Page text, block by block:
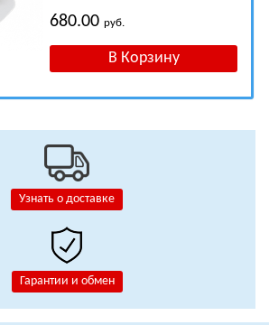
Узнать о доставке
Гарантии и обмен
680.00руб.